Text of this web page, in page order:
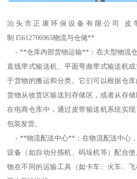
泊头市正康环保设备有限公司 皮
制 I5612706965物流与仓储**
- **仓库内部货物运输**：在大型物流仓
直线带式输送机、平面弯曲带式输送机
于货物的搬运和分类。它们可以根据仓
货物从收货区输送到存储区，或者从存
在电商仓库中，通过皮带输送机系统实
包装发货。
- **物流配送中心**：在物流配送中心
设备（如自动分拣机、码垛机等）配合
物在不同的运输工具（如卡车、火车、